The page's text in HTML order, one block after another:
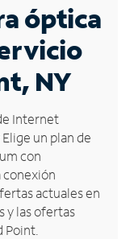
óptica
NY
Internet
un plan de
con
conexión
actuales en
y las ofertas
Point.